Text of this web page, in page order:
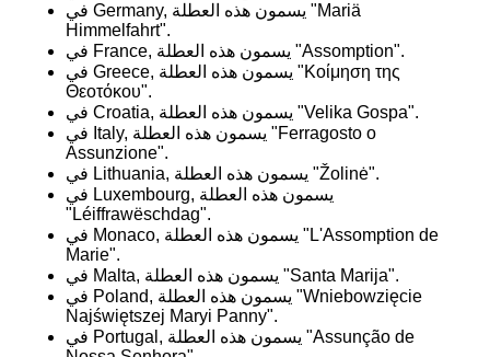
في Germany, يسمون هذه العطلة "Mariä
Himmelfahrt".
في France, يسمون هذه العطلة "Assomption".
في Greece, يسمون هذه العطلة "Κοίμηση της
Θεοτόκου".
في Croatia, يسمون هذه العطلة "Velika Gospa".
في Italy, يسمون هذه العطلة "Ferragosto o
Assunzione".
في Lithuania, يسمون هذه العطلة "Žolinė".
في Luxembourg, يسمون هذه العطلة
"Léiffrawëschdag".
في Monaco, يسمون هذه العطلة "L'Assomption de
Marie".
في Malta, يسمون هذه العطلة "Santa Marija".
في Poland, يسمون هذه العطلة "Wniebowzięcie
Najświętszej Maryi Panny".
في Portugal, يسمون هذه العطلة "Assunção de